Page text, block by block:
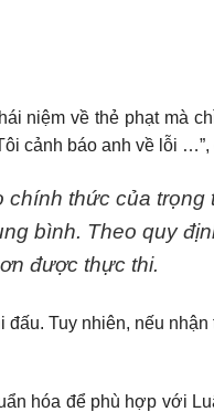
niệm về thẻ phạt mà
cảnh báo anh về lỗi
thức của
bình. Theo quy
được thực thi.
Tuy nhiên, nếu
hóa để phù hợp với